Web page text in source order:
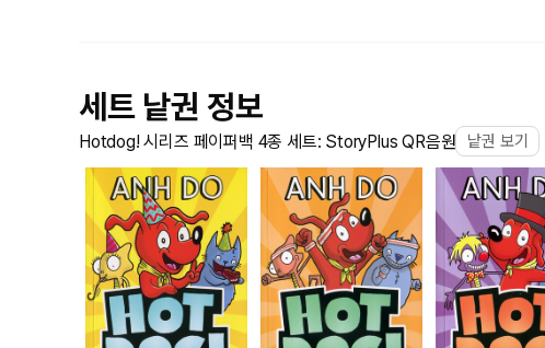
세트 낱권 정보
Hotdog! 시리즈 페이퍼백 4종 세트: StoryPlus QR음원 낱권 보기